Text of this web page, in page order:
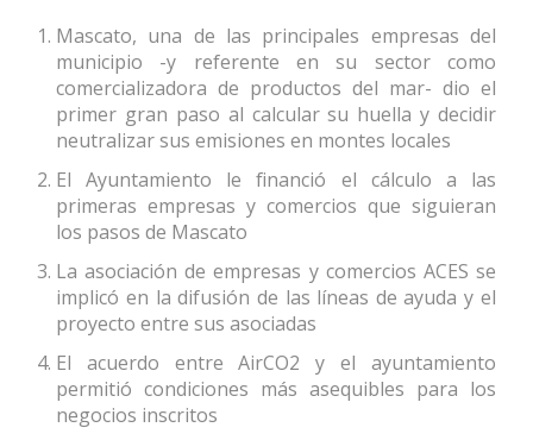
Mascato, una de las principales empresas del
municipio -y referente en su sector como
comercializadora de productos del mar- dio el
primer gran paso al calcular su huella y decidir
neutralizar sus emisiones en montes locales
El Ayuntamiento le financió el cálculo a las
primeras empresas y comercios que siguieran
los pasos de Mascato
La asociación de empresas y comercios ACES se
implicó en la difusión de las líneas de ayuda y el
proyecto entre sus asociadas
El acuerdo entre AirCO2 y el ayuntamiento
permitió condiciones más asequibles para los
negocios inscritos